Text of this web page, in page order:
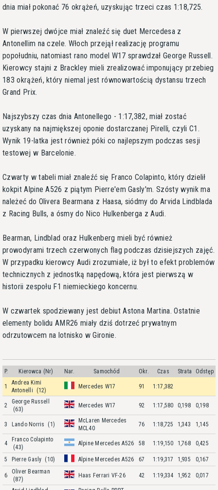
dnia miał pokonać 76 okrążeń, uzyskując trzeci czas 1:18,725.
W pierwszej dwójce miał znaleźć się duet Mercedesa z
Antonellim na czele. Włoch przejął realizację programu
popołudniu, natomiast rano model W17 sprawdzał George Russell.
Kierowcy stajni z Brackley mieli zrealizować imponujący przebieg
183 okrążeń, który niemal jest równowartością dystansu trzech
Grand Prix.
Najszybszy czas dnia Antonellego - 1:17,382, miał zostać
uzyskany na najmiększej oponie dostarczanej Pirelli, czyli C1.
Wynik 19-latka jest również póki co najlepszym podczas sesji
testowej w Barcelonie.
Czwarty w tabeli miał znaleźć się Franco Colapinto, który dzielił
kokpit Alpine A526 z piątym Pierre'em Gasly'm. Szósty wynik ma
należeć do Olivera Bearmana z Haasa, siódmy do Arvida Lindblada
z Racing Bulls, a ósmy do Nico Hulkenberga z Audi.
Bearman, Lindblad oraz Hulkenberg mieli być również
prowodyrami trzech czerwonych flag podczas dzisiejszych zajęć.
W przypadku kierowcy Audi zrozumiałe, iż był to efekt problemów
technicznych z jednostką napędową, która jest pierwszą w
historii zespołu F1 niemieckiego koncernu.
W czwartek spodziewany jest debiut Astona Martina. Ostatnie
elementy bolidu AMR26 miały dziś dotrzeć prywatnym
odrzutowcem na lotnisko w Gironie.
P. Kierowca (Nr) Nar. Samochód Okr. Czas Strata Odstęp
1
Andrea Kimi
Antonelli
(12)
Mercedes W17 91 1:17,382
2
George Russell
(63)
Mercedes W17 92 1:17,580 0,198 0,198
3 Lando Norris (1)
McLaren Mercedes
MCL40
76 1:18,725 1,343 1,145
4
Franco Colapinto
(43)
Alpine Mercedes A526 58 1:19,150 1,768 0,425
5 Pierre Gasly (10) Alpine Mercedes A526 67 1:19,317 1,935 0,167
6
Oliver Bearman
(87)
Haas Ferrari VF-26 42 1:19,334 1,952 0,017